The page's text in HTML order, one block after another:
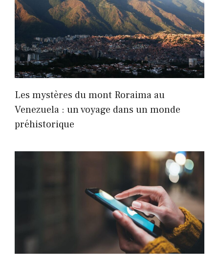
Les mystères du mont Roraima au
Venezuela : un voyage dans un monde
préhistorique